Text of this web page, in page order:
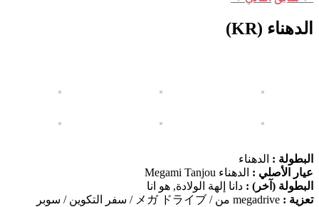
الدهناء (KR)
البطولة : الدهناء
عيار الأصلي : الدهناء Megami Tanjou
البطولة (آخر) : دانا إلهة الولادة, هو انا
تعزية :
megadrive من / メガ ドライブ / سفر التكوين / سوبر